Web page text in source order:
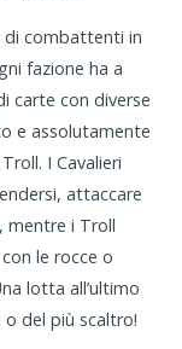
di combattenti in
fazione ha a
carte con diverse
e assolutamente
I Cavalieri
attaccare
mentre i Troll
le rocce o
lotta all’ultimo
del più scaltro!